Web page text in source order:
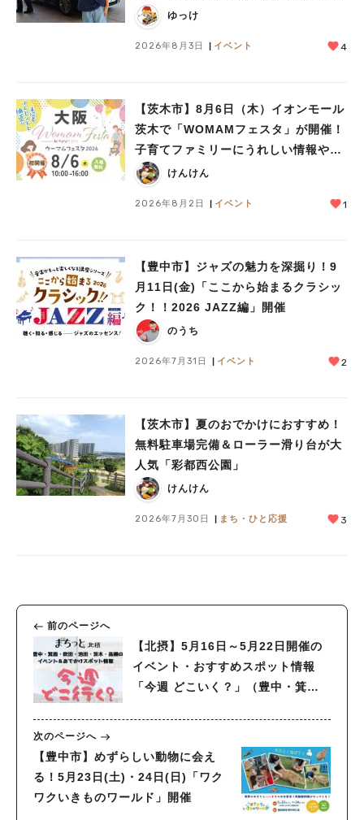
に参加しました
ゆっけ
2026年8月3日 イベント 4
【茨木市】8月6日（木）イオンモール
茨木で「WOMAMフェスタ」が開催！
子育てファミリーにうれしい情報やプ
レゼントがいっぱい♪
けんけん
2026年8月2日 イベント 1
【豊中市】ジャズの魅力を深掘り！9
月11日(金)「ここから始まるクラシッ
ク！！2026 JAZZ編」開催
のうち
2026年7月31日 イベント 2
【茨木市】夏のおでかけにおすすめ！
無料駐車場完備＆ローラー滑り台が大
人気「彩都西公園」
けんけん
2026年7月30日 まち・ひと応援 3
前のページへ
【北摂】5月16日～5月22日開催の
イベント・おすすめスポット情報
「今週 どこいく？」（豊中・箕
次のページへ
【豊中市】めずらしい動物に会え
る！5月23日(土)・24日(日)「ワク
ワクいきものワールド」開催